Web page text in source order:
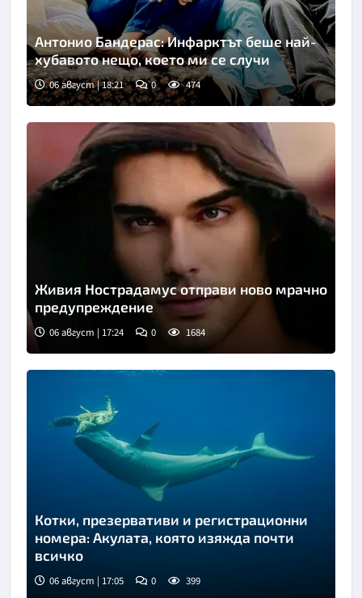
Снимка: Инстаграм
Антонио Бандерас: Инфарктът беше най-
хубавото нещо, което ми се случи
06 август | 18:21 0 474
Живия Нострадамус отправи ново мрачно
предупреждение
06 август | 17:24 0 1684
Котки, презервативи и регистрационни
номера: Акулата, която изяжда почти
всичко
06 август | 17:05 0 399